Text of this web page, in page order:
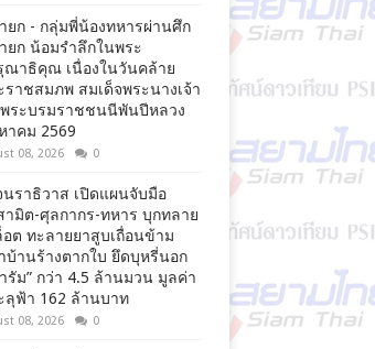
ยก - กลุ่มพี่น้องทหารผ่านศึก
ยก น้อมรำลึกในพระ
ณาธิคุณ เนื่องในวันคล้าย
ราชสมภพ สมเด็จพระนางเจ้า
ระบรมราชชนนีพันปีหลวง
าคม 2569
08, 2026 0
นราธิวาส เปิดแผนจับมือ
ามิต-ศุลกากร-ทหาร บุกทลาย
อต ทะลายยาสูบเถื่อนข้าม
บ้านร้างตากใบ ยึดบุหรี่นอก
รัม” กว่า 4.5 ล้านมวน มูลค่า
ลุฟ้า 162 ล้านบาท
08, 2026 0